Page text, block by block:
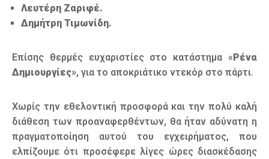
Λευτέρη Ζαριφέ.
Δημήτρη Τιμωνίδη.
Επίσης θερμές ευχαριστίες στο κατάστημα « Ρένα
Δημιουργίες», για το αποκριάτικο ντεκόρ στο πάρτι.
Χωρίς την εθελοντική προσφορά και την πολύ καλή
διάθεση των προαναφερθέντων, θα ήταν αδύνατη η
πραγματοποίηση αυτού του εγχειρήματος, που
ελπίζουμε ότι προσέφερε λίγες ώρες διασκέδασης